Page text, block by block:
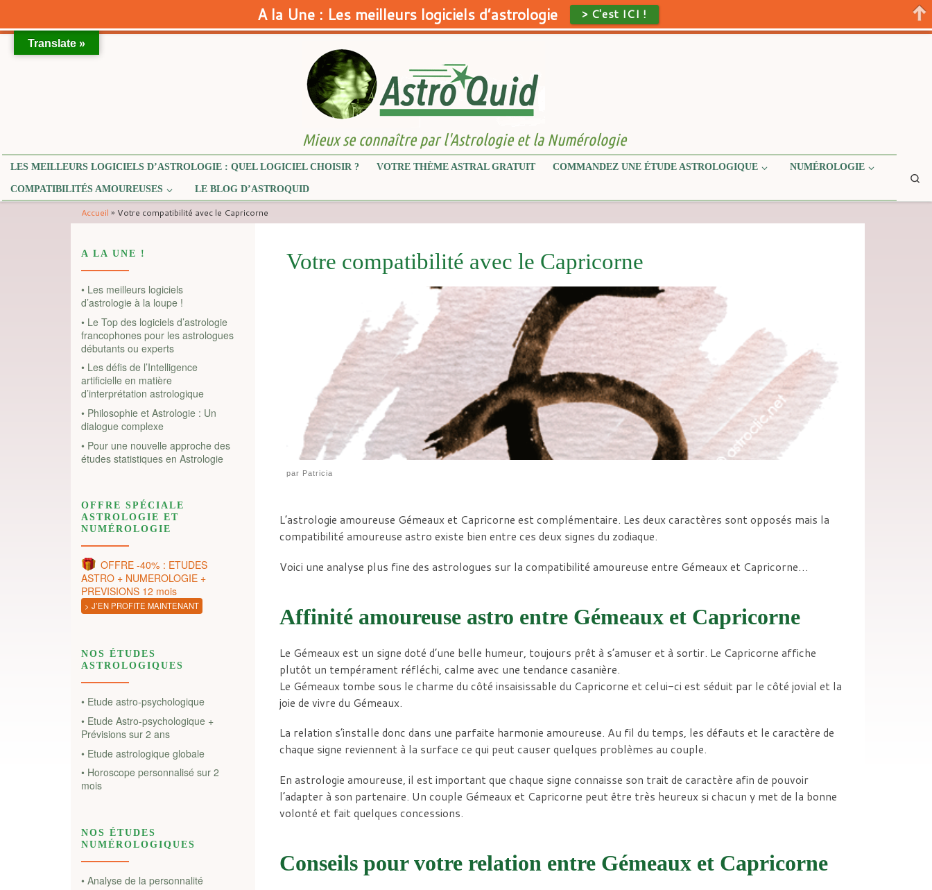
Skip to content
Mieux se connaître par l'Astrologie et la Numérologie
LES MEILLEURS LOGICIELS D’ASTROLOGIE : QUEL LOGICIEL CHOISIR ? VOTRE THÈME ASTRAL GRATUIT COMMANDEZ UNE ÉTUDE ASTROLOGIQUE
NUMÉROLOGIE
COMPATIBILITÉS AMOUREUSES
LE BLOG D’ASTROQUID
Accueil » Votre compatibilité avec le Capricorne
Votre compatibilité avec le Capricorne
par Patricia
L’astrologie amoureuse Gémeaux et Capricorne est complémentaire. Les deux caractères sont opposés mais la
compatibilité amoureuse astro existe bien entre ces deux signes du zodiaque.
Voici une analyse plus fine des astrologues sur la compatibilité amoureuse entre Gémeaux et Capricorne…
Affinité amoureuse astro entre Gémeaux et Capricorne
Le Gémeaux est un signe doté d’une belle humeur, toujours prêt à s’amuser et à sortir. Le Capricorne affiche
plutôt un tempérament réfléchi, calme avec une tendance casanière.
Le Gémeaux tombe sous le charme du côté insaisissable du Capricorne et celui-ci est séduit par le côté jovial et la
joie de vivre du Gémeaux.
La relation s’installe donc dans une parfaite harmonie amoureuse. Au fil du temps, les défauts et le caractère de
chaque signe reviennent à la surface ce qui peut causer quelques problèmes au couple.
En astrologie amoureuse, il est important que chaque signe connaisse son trait de caractère afin de pouvoir
l’adapter à son partenaire. Un couple Gémeaux et Capricorne peut être très heureux si chacun y met de la bonne
volonté et fait quelques concessions.
Conseils pour votre relation entre Gémeaux et Capricorne
A LA UNE !
• Les meilleurs logiciels
d’astrologie à la loupe !
• Le Top des logiciels d’astrologie
francophones pour les astrologues
débutants ou experts
• Les défis de l’Intelligence
artificielle en matière
d’interprétation astrologique
• Philosophie et Astrologie : Un
dialogue complexe
• Pour une nouvelle approche des
études statistiques en Astrologie
OFFRE SPÉCIALE
ASTROLOGIE ET
NUMÉROLOGIE
OFFRE -40% : ETUDES
ASTRO + NUMEROLOGIE +
PREVISIONS 12 mois
> J’EN PROFITE MAINTENANT
NOS ÉTUDES
ASTROLOGIQUES
• Etude astro-psychologique
• Etude Astro-psychologique +
Prévisions sur 2 ans
• Etude astrologique globale
• Horoscope personnalisé sur 2
mois
NOS ÉTUDES
NUMÉROLOGIQUES
• Analyse de la personnalité
Translate »
A la Une : Les meilleurs logiciels d’astrologie > C'est ICI !